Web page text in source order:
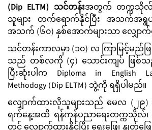
(Dip ELTM) သင်တန်းအတွက် တက္ကသိုလ်
သူများ တက်ရောက်နိုင်ပြီး အသက်အ
အသက် (၆၀) နှစ်အောက်များသာ လျှော
သင်တန်းကာလမှာ (၁၀) လ ကြာမြင့်မည်ဖြ
သည် တစ်လကို (၄) သောင်းကျပ် ဖြစ်
ပြီးဆုံးပါက Diploma in English
Methodogy (Dip ELTM) ဘွဲ့ကို ရရှိပါမည်။
လျှောက်ထားလိုသူများသည် မေလ (၂၉
ရက်နေ့အထိ ရန်ကုန်ပညာရေးတက္ကသိုလ်၊